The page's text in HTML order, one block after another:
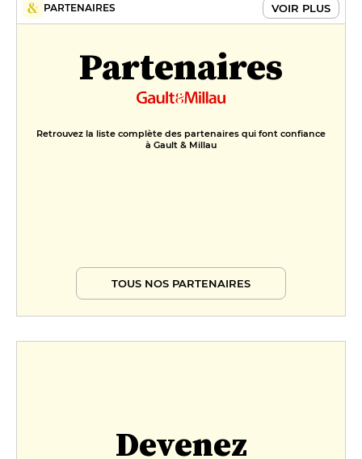
PARTENAIRES VOIR PLUS
Partenaires
Retrouvez la liste complète des partenaires qui font confiance
à Gault & Millau
TOUS NOS PARTENAIRES
Devenez